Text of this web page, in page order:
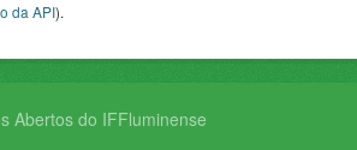
da API).
Abertos do IFFluminense